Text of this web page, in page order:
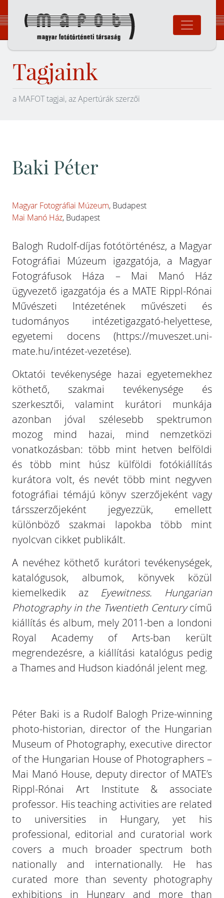
a
tartalomhoz
Magyar
Tagjaink
a MAFOT tagjai, az Apertúrák szerzői
Baki Péter
Magyar Fotográfiai Múzeum, Budapest
Mai Manó Ház, Budapest
Balogh Rudolf-díjas fotótörténész, a Magyar
Fotográfiai Múzeum igazgatója, a Magyar
Fotográfusok Háza – Mai Manó Ház
ügyvezető igazgatója és a MATE Rippl-Rónai
Művészeti Intézetének művészeti és
tudományos intézetigazgató-helyettese,
egyetemi docens (https://muveszet.uni-
mate.hu/intézet-vezetése).
Oktatói tevékenysége hazai egyetemekhez
köthető, szakmai tevékenysége és
szerkesztői, valamint kurátori munkája
azonban jóval szélesebb spektrumon
mozog mind hazai, mind nemzetközi
vonatkozásban: több mint hetven belföldi
és több mint húsz külföldi fotókiállítás
kurátora volt, és nevét több mint negyven
fotográfiai témájú könyv szerzőjeként vagy
társszerzőjeként jegyezzük, emellett
különböző szakmai lapokba több mint
nyolcvan cikket publikált.
A nevéhez köthető kurátori tevékenységek,
katalógusok, albumok, könyvek közül
kiemelkedik az Eyewitness. Hungarian
Photography in the Twentieth Centurycímű
kiállítás és album, mely 2011-ben a londoni
Royal Academy of Arts-ban került
megrendezésre, a kiállítási katalógus pedig
a Thames and Hudson kiadónál jelent meg.
Péter Baki is a Rudolf Balogh Prize-winning
photo-historian, director of the Hungarian
Museum of Photography, executive director
of the Hungarian House of Photographers –
Mai Manó House, deputy director of MATE’s
Rippl-Rónai Art Institute & associate
professor. His teaching activities are related
to universities in Hungary, yet his
professional, editorial and curatorial work
covers a much broader spectrum both
nationally and internationally. He has
curated more than seventy photography
exhibitions in Hungary and more than